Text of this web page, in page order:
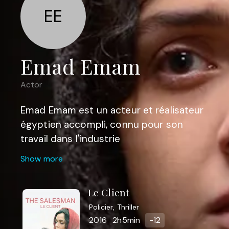
EE
Emad Emam
Actor
Emad Emam est un acteur et réalisateur
égyptien accompli, connu pour son
travail dans l'industrie
cinématographique égyptienne. Il a joué
dans de nombreux films et séries
télévisées, mettant en valeur ses talents
d'acteur polyvalent. Parmi ses films les
plus remarquables, citons "Un citoyen, un
détective et un voleur" et "Le terroriste".
Show more
Le Client
Policier, Thriller
2016 2h5min -12